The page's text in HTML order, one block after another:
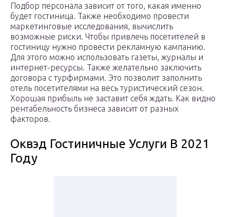
Подбор персонала зависит от того, какая именно
будет гостиница. Также необходимо провести
маркетинговые исследования, вычислить
возможные риски. Чтобы привлечь посетителей в
гостиницу нужно провести рекламную кампанию.
Для этого можно использовать газеты, журналы и
интернет-ресурсы. Также желательно заключить
договора с турфирмами. Это позволит заполнить
отель посетителями на весь туристический сезон.
Хорошая прибыль не заставит себя ждать. Как видно
рентабельность бизнеса зависит от разных
факторов.
Оквэд Гостиничные Услуги В 2021
Году